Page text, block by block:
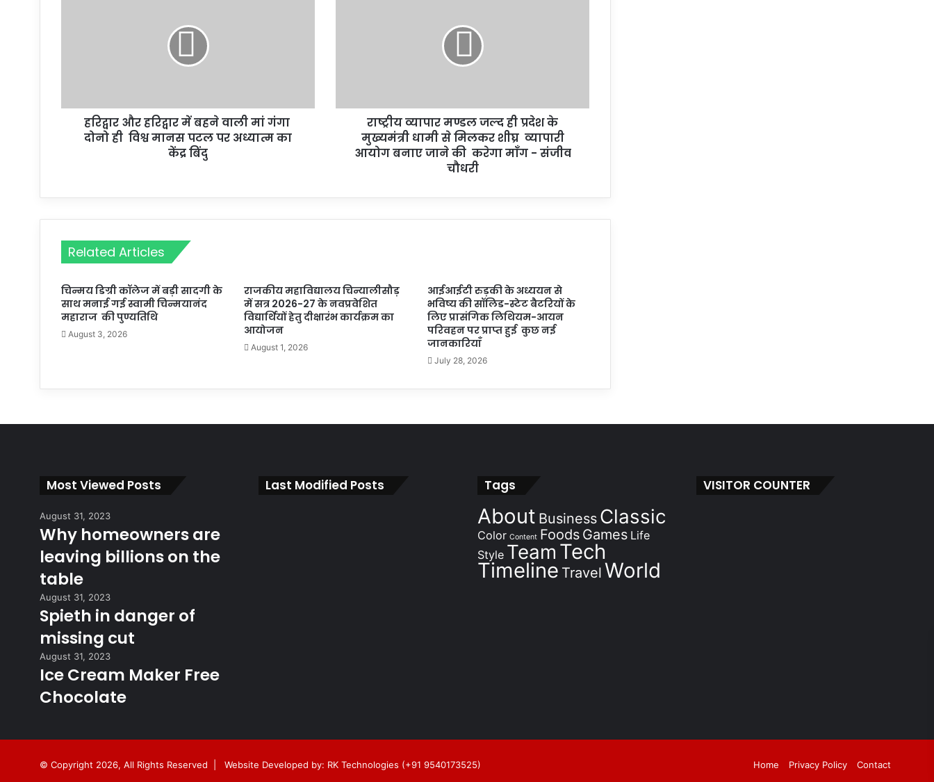
हरिद्वार और हरिद्वार में बहने वाली मां गंगा
दोनो ही विश्व मानस पटल पर अध्यात्म का
केंद्र बिंदु
राष्ट्रीय व्यापार मण्डल जल्द ही प्रदेश के
मुख्यमंत्री धामी से मिलकर शीघ्र व्यापारी
आयोग बनाए जाने की करेगा माँग - संजीव
चौधरी
Related Articles
चिन्मय डिग्री कॉलेज में बड़ी सादगी के
साथ मनाई गई स्वामी चिन्मयानंद
महाराज की पुण्यतिथि
August 3, 2026
राजकीय महाविद्यालय चिन्यालीसौड़
में सत्र 2026-27 के नवप्रवेशित
विद्यार्थियों हेतु दीक्षारंभ कार्यक्रम का
आयोजन
August 1, 2026
आईआईटी रुड़की के अध्ययन से
भविष्य की सॉलिड-स्टेट बैटरियों के
लिए प्रासंगिक लिथियम-आयन
परिवहन पर प्राप्त हुई कुछ नई
जानकारियाँ
July 28, 2026
Most Viewed Posts
August 31, 2023
Why homeowners are
leaving billions on the
table
August 31, 2023
Spieth in danger of
missing cut
August 31, 2023
Ice Cream Maker Free
Chocolate
Last Modified Posts Tags
About Business Classic
Color Content Foods Games Life
Style Team Tech
Timeline Travel World
VISITOR COUNTER
© Copyright 2026, All Rights Reserved | Website Developed by: RK Technologies (+91 9540173525) Home Privacy Policy Contact
YouTubeInstagram